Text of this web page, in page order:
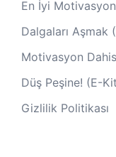
En İyi
Dalgaları Aşmak
Motivasyon
Düş Peşine! (E-
Gizlilik Politikası